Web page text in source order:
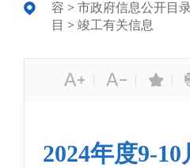
容 > 市政府信息公开目
目 > 竣工有关信息
| | |
2024年度9-